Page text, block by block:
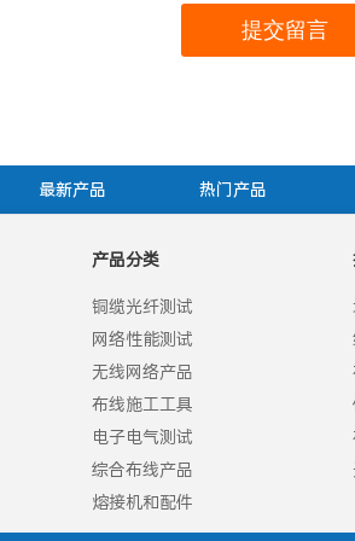
最新产品 热门产品
产品分类
铜缆光纤测试
网络性能测试
无线网络产品
布线施工工具
电子电气测试
综合布线产品
熔接机和配件